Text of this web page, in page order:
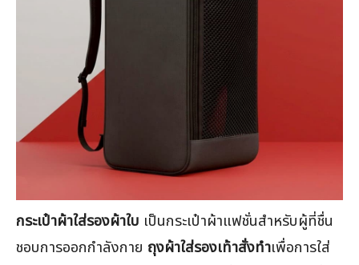
กระเป๋าผ้าใส่รองผ้าใบ เป็นกระเป๋าผ้าแฟชั่นสำหรับผู้ที่ชื่น
ชอบการออกกำลังกาย ถุงผ้าใส่รองเท้าสั่งทำเพื่อการใส่